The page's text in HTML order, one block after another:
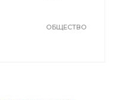
ОБЩЕСТВО